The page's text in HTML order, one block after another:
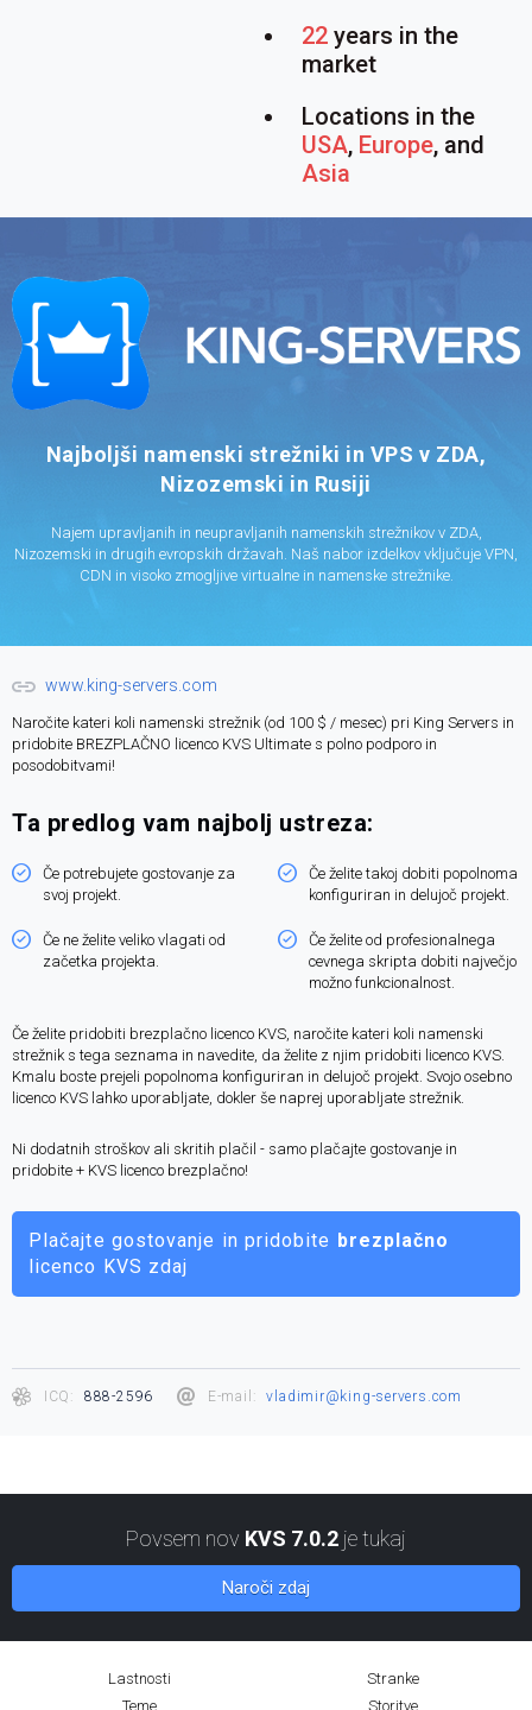
22 years in the
market
Locations in the
USA, Europe, and
Asia
Najboljši namenski strežniki in VPS v ZDA,
Nizozemski in Rusiji
Najem upravljanih in neupravljanih namenskih strežnikov v ZDA,
Nizozemski in drugih evropskih državah. Naš nabor izdelkov vključuje VPN,
CDN in visoko zmogljive virtualne in namenske strežnike.
www.king-servers.com
Naročite kateri koli namenski strežnik (od 100 $ / mesec) pri King Servers in
pridobite BREZPLAČNO licenco KVS Ultimate s polno podporo in
posodobitvami!
Ta predlog vam najbolj ustreza:
Če potrebujete gostovanje za
svoj projekt.
Če želite takoj dobiti popolnoma
konfiguriran in delujoč projekt.
Če ne želite veliko vlagati od
začetka projekta.
Če želite od profesionalnega
cevnega skripta dobiti največjo
možno funkcionalnost.
Če želite pridobiti brezplačno licenco KVS, naročite kateri koli namenski
strežnik s tega seznama in navedite, da želite z njim pridobiti licenco KVS.
Kmalu boste prejeli popolnoma konfiguriran in delujoč projekt. Svojo osebno
licenco KVS lahko uporabljate, dokler še naprej uporabljate strežnik.
Ni dodatnih stroškov ali skritih plačil - samo plačajte gostovanje in
pridobite + KVS licenco brezplačno!
Plačajte gostovanje in pridobite brezplačno
licenco KVS zdaj
ICQ: 888-2596 E-mail: vladimir@king-servers.com
Povsem nov KVS 7.0.2 je tukaj
Naroči zdaj
Lastnosti
Stranke
Teme
Storitve